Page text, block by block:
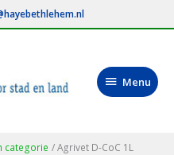
Menu
Menu
categorie Agrivet D-CoC 1L